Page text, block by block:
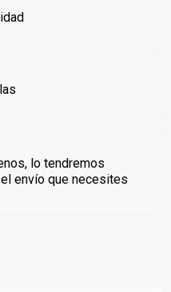
lo tendremos
envío que necesites